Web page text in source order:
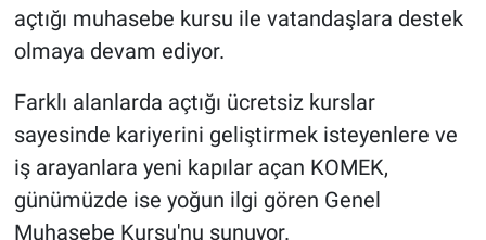
açtığı muhasebe kursu ile vatandaşlara destek
olmaya devam ediyor.
Farklı alanlarda açtığı ücretsiz kurslar
sayesinde kariyerini geliştirmek isteyenlere ve
iş arayanlara yeni kapılar açan KOMEK,
günümüzde ise yoğun ilgi gören Genel
Muhasebe Kursu'nu sunuyor.